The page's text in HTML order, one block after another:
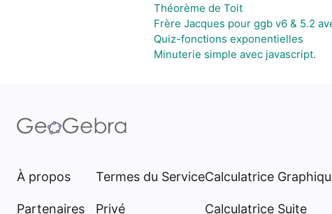
Théorème de Toit
Frère Jacques pour ggb v6 & 5.2
Quiz-fonctions exponentielles
Minuterie simple avec javascript.
À propos
Partenaires
Termes du Service
Privé
Calculatrice
Calculatrice Suite